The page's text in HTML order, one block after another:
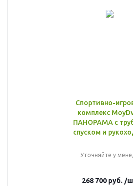
Спортивно-
комплекс
ПАНОРАМА с
спуском и
Уточняйте у
268 700руб. /